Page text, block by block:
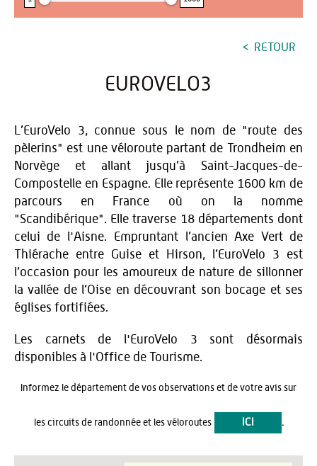
RETOUR
EUROVELO3
L’EuroVelo 3, connue sous le nom de "route des
pèlerins" est une véloroute partant de Trondheim en
Norvège et allant jusqu’à Saint-Jacques-de-
Compostelle en Espagne. Elle représente 1600 km de
parcours en France où on la nomme
"Scandibérique". Elle traverse 18 départements dont
celui de l'Aisne. Empruntant l’ancien Axe Vert de
Thiérache entre Guise et Hirson, l’EuroVelo 3 est
l’occasion pour les amoureux de nature de sillonner
la vallée de l’Oise en découvrant son bocage et ses
églises fortifiées.
Les carnets de l'EuroVelo 3 sont désormais
disponibles à l'Office de Tourisme.
Informez le département de vos observations et de votre avis sur
les circuits de randonnée et les véloroutes ICI .